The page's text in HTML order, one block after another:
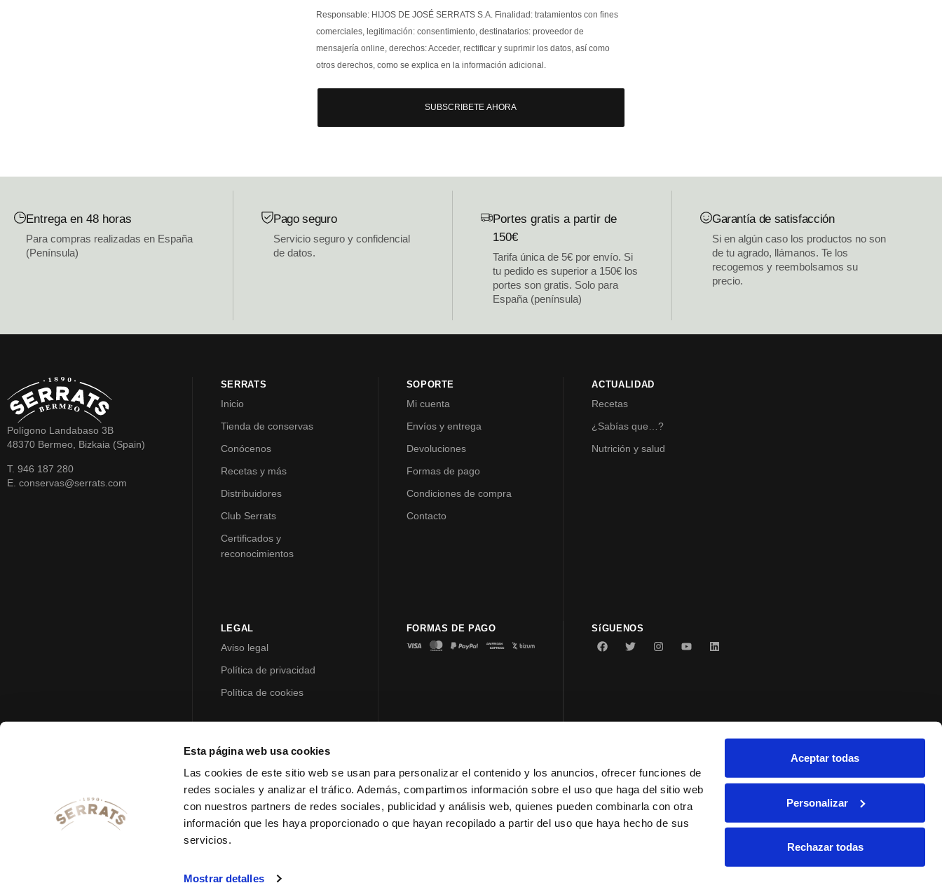
Esta página web usa cookies
Las cookies de este sitio web se usan para personalizar el contenido y los anuncios, ofrecer funciones de
redes sociales y analizar el tráfico. Además, compartimos información sobre el uso que haga del sitio web
con nuestros partners de redes sociales, publicidad y análisis web, quienes pueden combinarla con otra
información que les haya proporcionado o que hayan recopilado a partir del uso que haya hecho de sus
servicios.
Mostrar detalles
Aceptar todas
Personalizar
Rechazar todas
Responsable: HIJOS DE JOSÉ SERRATS S.A. Finalidad: tratamientos con fines
comerciales, legitimación: consentimiento, destinatarios: proveedor de
mensajería online, derechos: Acceder, rectificar y suprimir los datos, así como
otros derechos, como se explica en la información adicional.
SUBSCRIBETE AHORA
Entrega en 48 horas
Para compras realizadas en España
(Península)
Pago seguro
Servicio seguro y confidencial
de datos.
Portes gratis a partir de
150€
Tarifa única de 5€ por envío. Si
tu pedido es superior a 150€ los
portes son gratis. Solo para
España (península)
Garantía de satisfacción
Si en algún caso los productos no son
de tu agrado, llámanos. Te los
recogemos y reembolsamos su
precio.
Polígono Landabaso 3B
48370 Bermeo, Bizkaia (Spain)
T. 946 187 280
E. conservas@serrats.com
SERRATS
Inicio
Tienda de conservas
Conócenos
Recetas y más
Distribuidores
Club Serrats
Certificados y
reconocimientos
SOPORTE
Mi cuenta
Envíos y entrega
Devoluciones
Formas de pago
Condiciones de compra
Contacto
ACTUALIDAD
Recetas
¿Sabías que…?
Nutrición y salud
LEGAL
Aviso legal
Política de privacidad
Política de cookies
FORMAS DE PAGO SíGUENOS
© 2023 Conservas Serrats